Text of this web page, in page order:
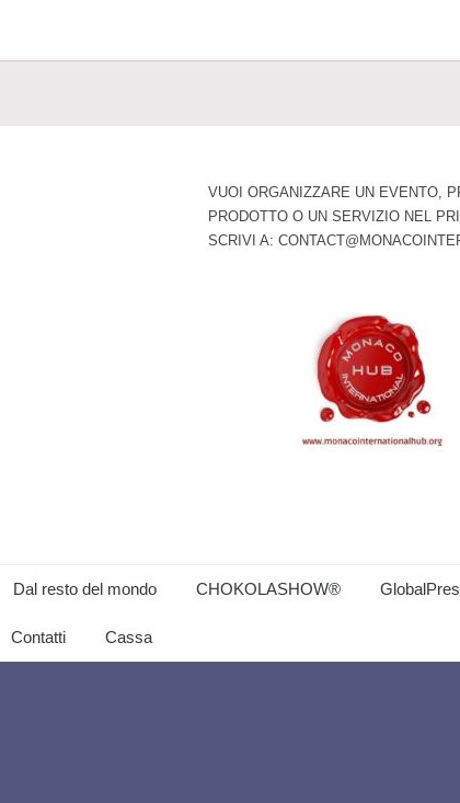
VUOI ORGANIZZARE UN EVENTO,
PRODOTTO O UN SERVIZIO NEL
SCRIVI A:
Dal resto del mondo CHOKOLASHOW®
Contatti Cassa